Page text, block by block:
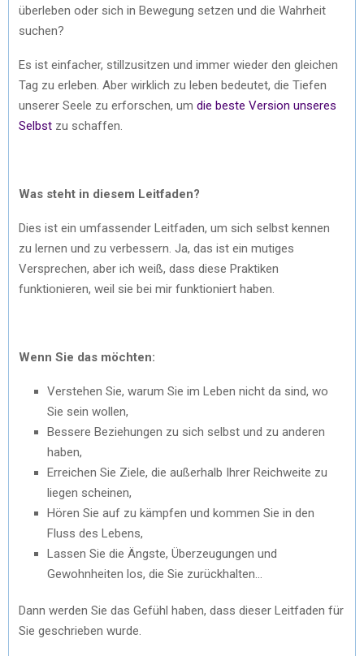
überleben oder sich in Bewegung setzen und die Wahrheit
suchen?
Es ist einfacher, stillzusitzen und immer wieder den gleichen
Tag zu erleben. Aber wirklich zu leben bedeutet, die Tiefen
unserer Seele zu erforschen, um die beste Version unseres
Selbst zu schaffen.
Was steht in diesem Leitfaden?
Dies ist ein umfassender Leitfaden, um sich selbst kennen
zu lernen und zu verbessern. Ja, das ist ein mutiges
Versprechen, aber ich weiß, dass diese Praktiken
funktionieren, weil sie bei mir funktioniert haben.
Wenn Sie das möchten:
Verstehen Sie, warum Sie im Leben nicht da sind, wo
Sie sein wollen,
Bessere Beziehungen zu sich selbst und zu anderen
haben,
Erreichen Sie Ziele, die außerhalb Ihrer Reichweite zu
liegen scheinen,
Hören Sie auf zu kämpfen und kommen Sie in den
Fluss des Lebens,
Lassen Sie die Ängste, Überzeugungen und
Gewohnheiten los, die Sie zurückhalten…
Dann werden Sie das Gefühl haben, dass dieser Leitfaden für
Sie geschrieben wurde.